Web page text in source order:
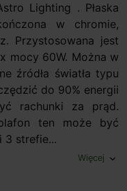
Lighting . Płaska
w chromie,
Przystosowana jest
mocy 60W. Można w
źródła światła typu
do 90% energii
rachunki za prąd.
ten może być
3 strefie...
Więcej expand_more